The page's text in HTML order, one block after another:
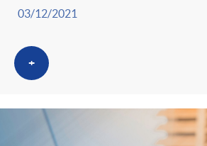
03/12/2021
+